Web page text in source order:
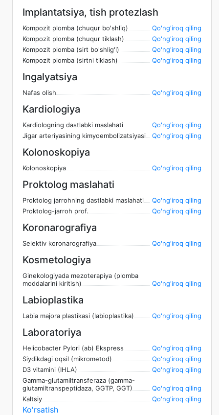
Implantatsiya, tish protezlash
Kompozit plomba (chuqur bo'shliq)
Qo'ng'iroq qiling
Kompozit plomba (chuqur tiklash)
Qo'ng'iroq qiling
Kompozit plomba (sirt bo'shlig'i)
Qo'ng'iroq qiling
Kompozit plomba (sirtni tiklash)
Qo'ng'iroq qiling
Ingalyatsiya
Nafas olish Qo'ng'iroq qiling
Kardiologiya
Kardiologning dastlabki maslahati
Qo'ng'iroq qiling
Jigar arteriyasining kimyoembolizatsiyasi
Qo'ng'iroq qiling
Kolonoskopiya
Kolonoskopiya Qo'ng'iroq qiling
Proktolog maslahati
Proktolog jarrohning dastlabki maslahati
Qo'ng'iroq qiling
Proktolog-jarroh prof.
Qo'ng'iroq qiling
Koronarografiya
Selektiv koronarografiya Qo'ng'iroq qiling
Kosmetologiya
Ginekologiyada mezoterapiya (plomba
moddalarini kiritish)
Qo'ng'iroq qiling
Labioplastika
Labia majora plastikasi (labioplastika) Qo'ng'iroq qiling
Laboratoriya
Helicobacter Pylori (ab) Ekspress
Qo'ng'iroq qiling
Siydikdagi oqsil (mikrometod)
Qo'ng'iroq qiling
D3 vitamini (IHLA)
Qo'ng'iroq qiling
Gamma-glutamiltransferaza (gamma-
glutamiltranspeptidaza, GGTP, GGT)
Qo'ng'iroq qiling
Kaltsiy
Qo'ng'iroq qiling
Ko'rsatish